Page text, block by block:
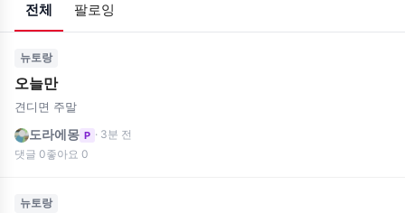
전체 팔로잉
뉴토랑
오늘만
견디면 주말
도라에몽 P · 3분 전
댓글 0좋아요 0
뉴토랑